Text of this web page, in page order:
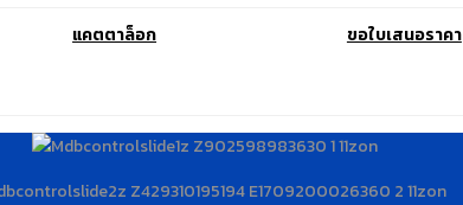
แคตตาล็อก ขอใบเสนอราคา